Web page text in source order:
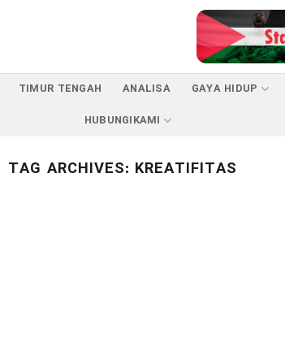
TIMUR TENGAH ANALISA GAYA HIDUP
HUBUNGIKAMI
TAG ARCHIVES: KREATIFITAS